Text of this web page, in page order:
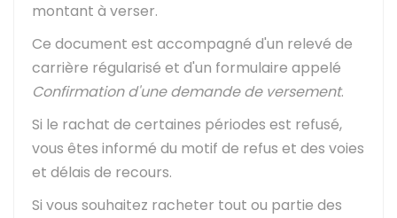
montant à verser.
Ce document est accompagné d'un relevé de
carrière régularisé et d'un formulaire appelé
Confirmation d'une demande de versement.
Si le rachat de certaines périodes est refusé,
vous êtes informé du motif de refus et des voies
et délais de recours.
Si vous souhaitez racheter tout ou partie des